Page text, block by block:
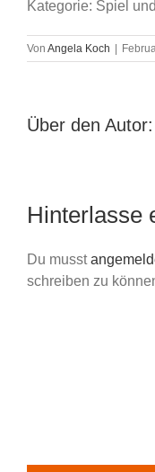
Kategorie: Spiel
Von Angela Koch |
Über den Autor:
Hinterlasse
Du musst
schreiben zu